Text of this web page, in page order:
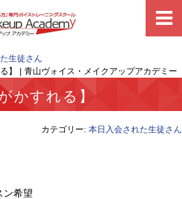
生徒さん
】 | 青山ヴォイス・メイクアップアカデミー
かすれる】
カテゴリー: 本日入会された生徒さん
ン希望